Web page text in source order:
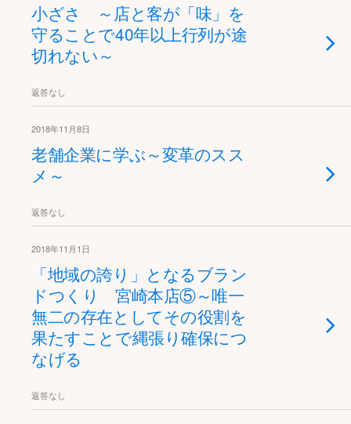
小ざさ ～店と客が「味」を
守ることで40年以上行列が途
切れない～
返答なし
2018年11月8日
老舗企業に学ぶ～変革のスス
メ～
返答なし
2018年11月1日
「地域の誇り」となるブラン
ドつくり 宮崎本店⑤～唯一
無二の存在としてその役割を
果たすことで縄張り確保につ
なげる
返答なし